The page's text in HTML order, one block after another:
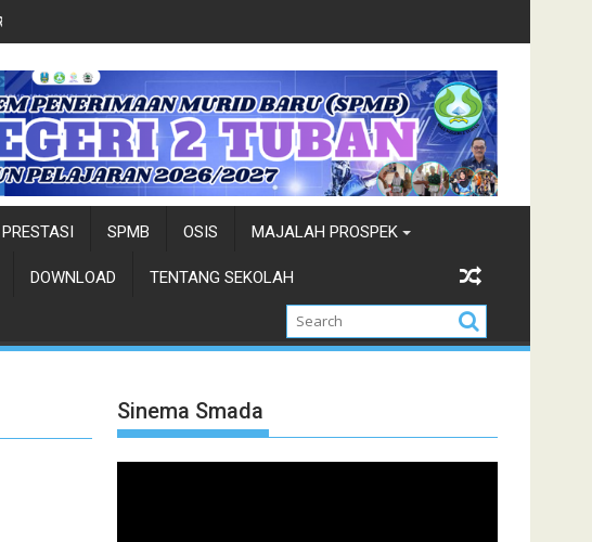
PRESTASI SPMB OSIS MAJALAH PROSPEK
DOWNLOAD TENTANG SEKOLAH
Sinema Smada